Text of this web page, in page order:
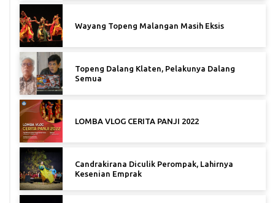
Wayang Topeng Malangan Masih Eksis
Topeng Dalang Klaten, Pelakunya Dalang
Semua
LOMBA VLOG CERITA PANJI 2022
Candrakirana Diculik Perompak, Lahirnya
Kesenian Emprak